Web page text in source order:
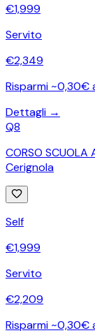
€1,999
Servito
€2,349
Risparmi ~0,30€
Dettagli →
Q8
CORSO SCUOLA
Cerignola
Self
€1,999
Servito
€2,209
Risparmi ~0,30€